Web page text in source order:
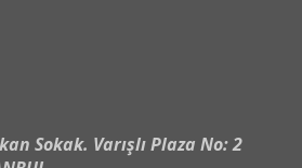
Sokak. Varışlı Plaza No: 2